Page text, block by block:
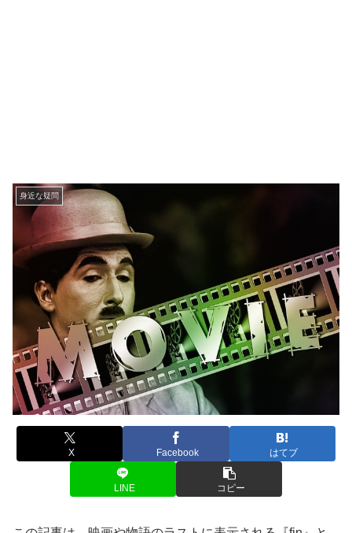
身近な疑問
X Facebook はてブ
LINE コピー